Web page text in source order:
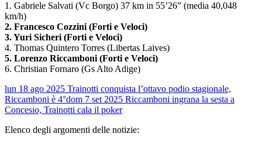
1. Gabriele Salvati (Vc Borgo) 37 km in 55’26” (media 40,048
km/h)
2. Francesco Cozzini (Forti e Veloci)
3. Yuri Sicheri (Forti e Veloci)
4. Thomas Quintero Torres (Libertas Laives)
5. Lorenzo Riccamboni (Forti e Veloci)
6. Christian Fornaro (Gs Alto Adige)
lun 18 ago 2025 Trainotti conquista l’ottavo podio stagionale,
Riccamboni è 4°dom 7 set 2025 Riccamboni ingrana la sesta a
Concesio, Trainotti cala il poker
Elenco degli argomenti delle notizie: